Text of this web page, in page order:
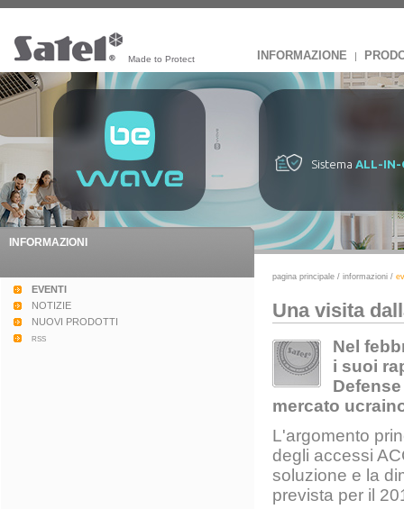
Made to Protect INFORMAZIONE |
Sistema ALL-IN-
INFORMAZIONI
EVENTI
NOTIZIE
NUOVI PRODOTTI
rss
pagina principale / informazioni /
Una visita
Nel
i suoi
mercato
L'argomento
degli accessi
soluzione e la
prevista per il